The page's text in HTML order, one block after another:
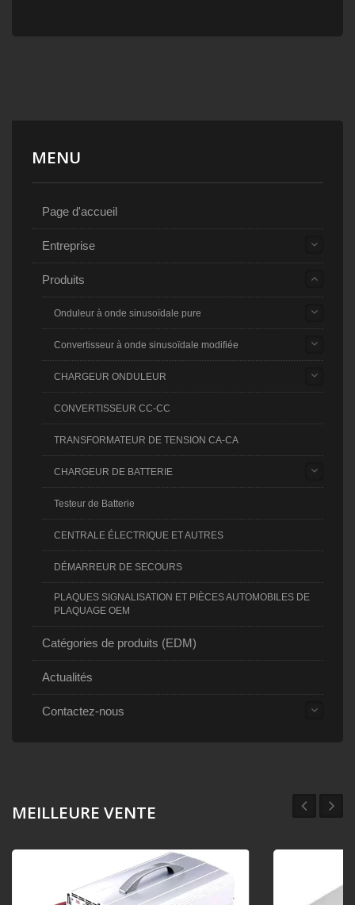
MENU
Page d'accueil
Entreprise
Produits
Onduleur à onde sinusoïdale pure
Convertisseur à onde sinusoïdale modifiée
CHARGEUR ONDULEUR
CONVERTISSEUR CC-CC
TRANSFORMATEUR DE TENSION CA-CA
CHARGEUR DE BATTERIE
Testeur de Batterie
CENTRALE ÉLECTRIQUE ET AUTRES
DÉMARREUR DE SECOURS
PLAQUES SIGNALISATION ET PIÈCES AUTOMOBILES DE
PLAQUAGE OEM
Catégories de produits (EDM)
Actualités
Contactez-nous
MEILLEURE VENTE